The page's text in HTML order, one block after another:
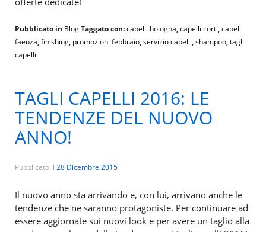
Pubblicato in BlogTaggato con:capelli bologna,capelli corti,capelli
faenza,finishing, promozioni febbraio,servizio capelli,shampoo,tagli
capelli
TAGLI CAPELLI 2016: LE
TENDENZE DEL NUOVO
ANNO!
Pubblicato il 28 Dicembre 2015
Il nuovo anno sta arrivando e, con lui, arrivano anche le
tendenze che ne saranno protagoniste. Per continuare ad
essere aggiornate sui nuovi look e per avere un taglio alla